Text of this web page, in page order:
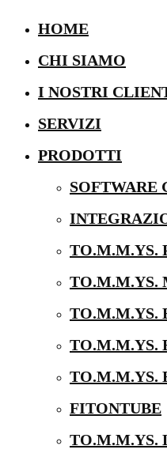
HOME
CHI SIAMO
I NOSTRI
SERVIZI
PRODOTTI
SOFTWARE
TO.M.M.YS.
TO.M.M.YS.
TO.M.M.YS.
TO.M.M.YS.
TO.M.M.YS.
FITONTUBE
TO.M.M.YS.